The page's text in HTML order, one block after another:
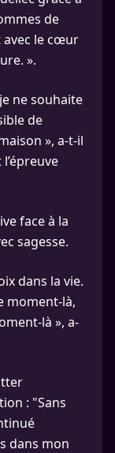
de
avec le cœur
».
ne souhaite
de
», a-t-il
face à la
sagesse.
dans la vie.
moment-là,
là », a-
: "Sans
dans mon